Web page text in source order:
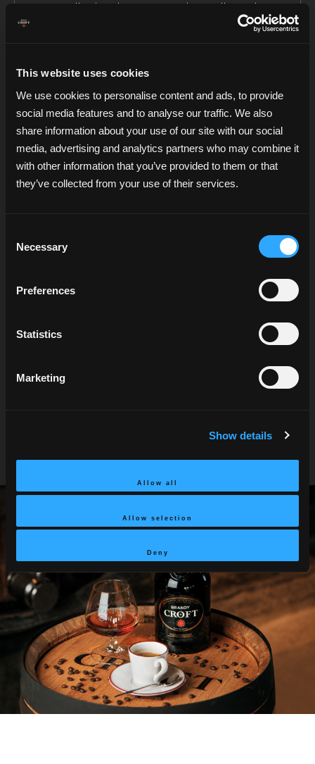
This website uses cookies
We use cookies to personalise content and ads, to provide
social media features and to analyse our traffic. We also
share information about your use of our site with our social
media, advertising and analytics partners who may combine it
with other information that you’ve provided to them or that
they’ve collected from your use of their services.
Selection
Necessary
Preferences
Statistics
Marketing
Show details
Allow all
Allow selection
Deny
envelhecimento em cascos de carvalho onde
estagiaram previamente vinhos do Porto Croft. É este
resultado final é um brandy de paladar rico, aveludado
e seco, apresentando subtis notas de carvalho.
Notas de Prova
O Brandy Croft é tradicionalmente servido como
digestivo. Recomendamos servi-lo num copo balão,